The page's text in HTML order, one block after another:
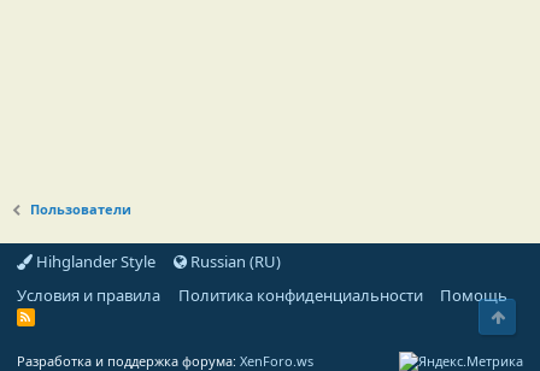
Пользователи
Hihglander Style
Russian (RU)
Условия и правила
Политика конфиденциальности Помощь
R
Разработка и поддержка форума: XenForo.ws